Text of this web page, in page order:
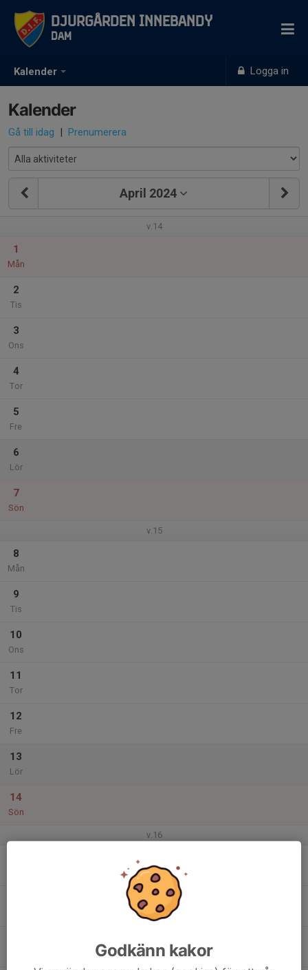
Kalender Logga in
Djurgården Innebandy
Dam
Kalender
Gå till idag | Prenumerera
April 2024
v.14
1
Mån
2
Tis
3
Ons
4
Tor
5
Fre
6
Lör
7
Sön
v.15
8
Mån
9
Tis
10
Ons
11
Tor
12
Fre
13
Lör
14
Sön
v.16
Godkänn kakor